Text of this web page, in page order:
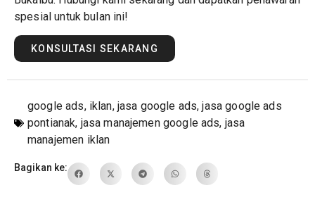
spesial untuk bulan ini!
KONSULTASI SEKARANG
google ads, iklan, jasa google ads,jasa google ads
pontianak, jasa manajemen google ads, jasa
manajemen iklan
Bagikan ke: